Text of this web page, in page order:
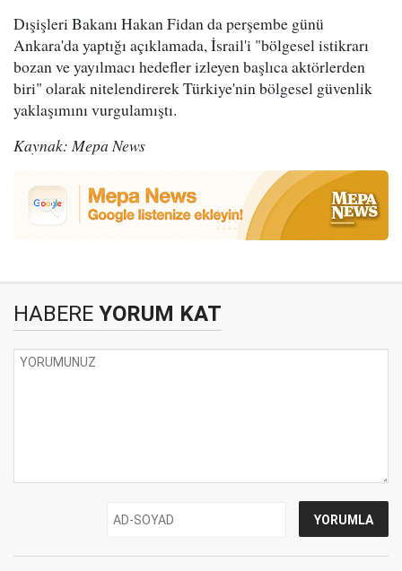
Dışişleri Bakanı Hakan Fidan da perşembe günü
Ankara'da yaptığı açıklamada, İsrail'i "bölgesel istikrarı
bozan ve yayılmacı hedefler izleyen başlıca aktörlerden
biri" olarak nitelendirerek Türkiye'nin bölgesel güvenlik
yaklaşımını vurgulamıştı.
Kaynak: Mepa News
HABERE YORUM KAT